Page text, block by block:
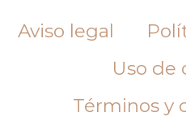
Aviso legal
Uso de
Términos y